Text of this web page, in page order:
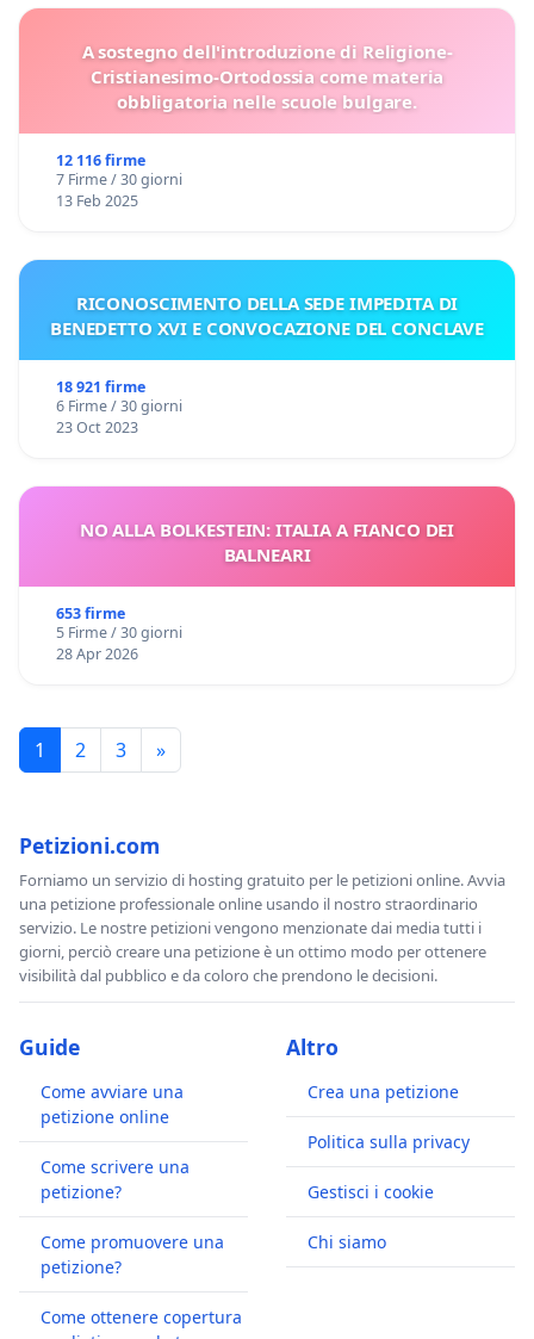
A sostegno dell'introduzione di Religione-
Cristianesimo-Ortodossia come materia
obbligatoria nelle scuole bulgare.
12 116 firme
7 Firme / 30 giorni
13 Feb 2025
RICONOSCIMENTO DELLA SEDE IMPEDITA DI
BENEDETTO XVI E CONVOCAZIONE DEL CONCLAVE
18 921 firme
6 Firme / 30 giorni
23 Oct 2023
NO ALLA BOLKESTEIN: ITALIA A FIANCO DEI
BALNEARI
653 firme
5 Firme / 30 giorni
28 Apr 2026
1 2 3 »
Petizioni.com
Forniamo un servizio di hosting gratuito per le petizioni online. Avvia
una petizione professionale online usando il nostro straordinario
servizio. Le nostre petizioni vengono menzionate dai media tutti i
giorni, perciò creare una petizione è un ottimo modo per ottenere
visibilità dal pubblico e da coloro che prendono le decisioni.
Guide
Come avviare una
petizione online
Come scrivere una
petizione?
Come promuovere una
petizione?
Come ottenere copertura
Altro
Crea una petizione
Politica sulla privacy
Gestisci i cookie
Chi siamo